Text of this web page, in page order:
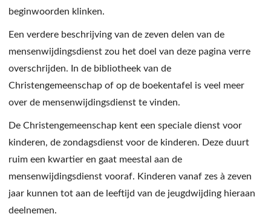
beginwoorden klinken.
Een verdere beschrijving van de zeven delen van de
mensenwijdingsdienst zou het doel van deze pagina verre
overschrijden. In de bibliotheek van de
Christengemeenschap of op de boekentafel is veel meer
over de mensenwijdingsdienst te vinden.
De Christengemeenschap kent een speciale dienst voor
kinderen, de zondagsdienst voor de kinderen. Deze duurt
ruim een kwartier en gaat meestal aan de
mensenwijdingsdienst vooraf. Kinderen vanaf zes à zeven
jaar kunnen tot aan de leeftijd van de jeugdwijding hieraan
deelnemen.